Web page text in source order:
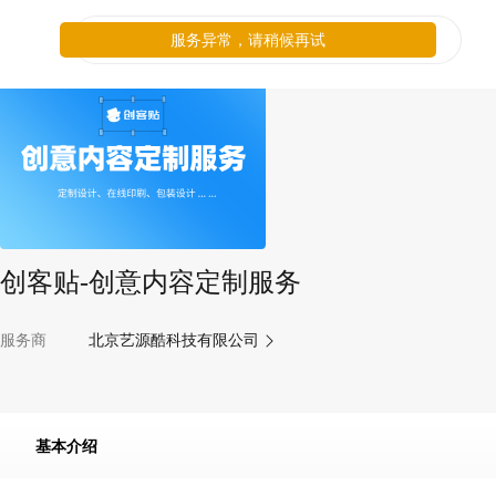
创客贴-创意内容定制服务
服务商 北京艺源酷科技有限公司
基本介绍
服务异常，请稍候再试